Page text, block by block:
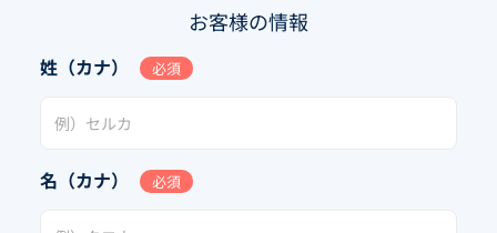
お客様の情報
姓（カナ） 必須
名（カナ） 必須